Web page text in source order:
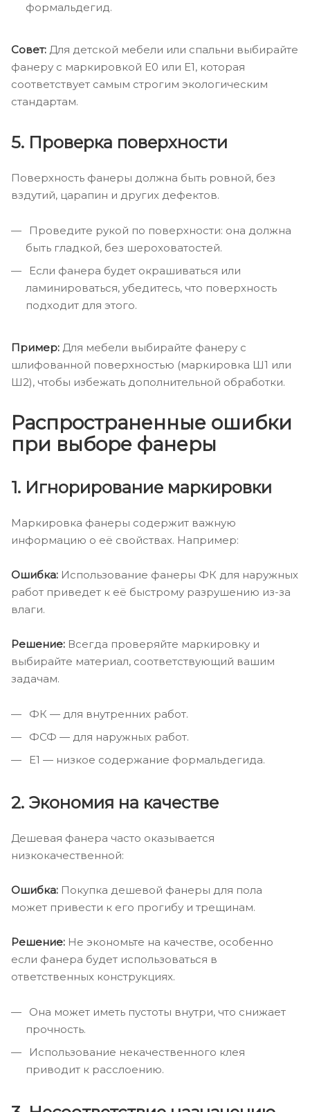
формальдегид.
Совет: Для детской мебели или спальни выбирайте
фанеру с маркировкой Е0 или Е1, которая
соответствует самым строгим экологическим
стандартам.
5. Проверка поверхности
Поверхность фанеры должна быть ровной, без
вздутий, царапин и других дефектов.
Проведите рукой по поверхности: она должна
быть гладкой, без шероховатостей.
Если фанера будет окрашиваться или
ламинироваться, убедитесь, что поверхность
подходит для этого.
Пример: Для мебели выбирайте фанеру с
шлифованной поверхностью (маркировка Ш1 или
Ш2), чтобы избежать дополнительной обработки.
Распространенные ошибки
при выборе фанеры
1. Игнорирование маркировки
Маркировка фанеры содержит важную
информацию о её свойствах. Например:
Ошибка: Использование фанеры ФК для наружных
работ приведет к её быстрому разрушению из-за
влаги.
Решение: Всегда проверяйте маркировку и
выбирайте материал, соответствующий вашим
задачам.
ФК — для внутренних работ.
ФСФ — для наружных работ.
Е1 — низкое содержание формальдегида.
2. Экономия на качестве
Дешевая фанера часто оказывается
низкокачественной:
Ошибка: Покупка дешевой фанеры для пола
может привести к его прогибу и трещинам.
Решение: Не экономьте на качестве, особенно
если фанера будет использоваться в
ответственных конструкциях.
Она может иметь пустоты внутри, что снижает
прочность.
Использование некачественного клея
приводит к расслоению.